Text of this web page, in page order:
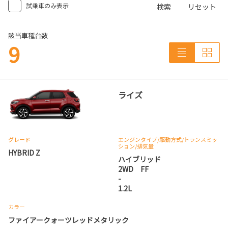
試乗車のみ表示 検索 リセット
該当車種台数
9
ライズ
グレード
HYBRID Z
エンジンタイプ/駆動方式/トランスミッ
ション/排気量
ハイブリッド
2WD FF
-
1.2L
カラー
ファイアークォーツレッドメタリック